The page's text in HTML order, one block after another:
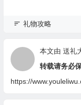
礼物攻略
本文由 送礼
转载请务必
https://